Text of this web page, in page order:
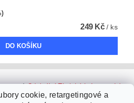
249 Kč/ ks
| Originální Thajské krémy a oleje
brána ComGate
cookie, retargetingové a